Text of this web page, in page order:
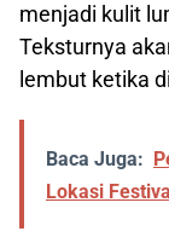
menjadi kulit
Teksturnya
lembut ketika
Baca Juga:
Lokasi